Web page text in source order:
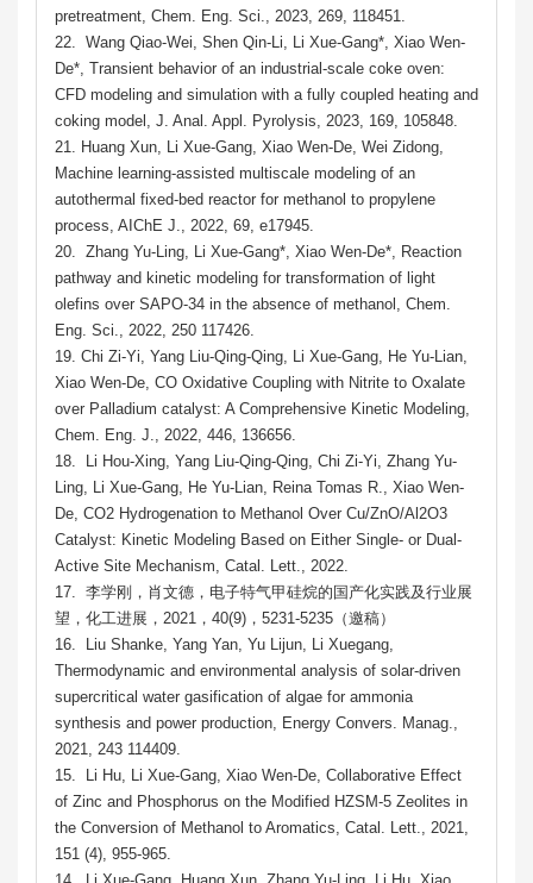
pretreatment, Chem. Eng. Sci., 2023, 269, 118451.
22. Wang Qiao-Wei, Shen Qin-Li, Li Xue-Gang*, Xiao Wen-
De*, Transient behavior of an industrial-scale coke oven:
CFD modeling and simulation with a fully coupled heating and
coking model, J. Anal. Appl. Pyrolysis, 2023, 169, 105848.
21. Huang Xun, Li Xue-Gang, Xiao Wen-De, Wei Zidong,
Machine learning-assisted multiscale modeling of an
autothermal fixed-bed reactor for methanol to propylene
process, AIChE J., 2022, 69, e17945.
20. Zhang Yu-Ling, Li Xue-Gang*, Xiao Wen-De*, Reaction
pathway and kinetic modeling for transformation of light
olefins over SAPO-34 in the absence of methanol, Chem.
Eng. Sci., 2022, 250 117426.
19. Chi Zi-Yi, Yang Liu-Qing-Qing, Li Xue-Gang, He Yu-Lian,
Xiao Wen-De, CO Oxidative Coupling with Nitrite to Oxalate
over Palladium catalyst: A Comprehensive Kinetic Modeling,
Chem. Eng. J., 2022, 446, 136656.
18. Li Hou-Xing, Yang Liu-Qing-Qing, Chi Zi-Yi, Zhang Yu-
Ling, Li Xue-Gang, He Yu-Lian, Reina Tomas R., Xiao Wen-
De, CO2 Hydrogenation to Methanol Over Cu/ZnO/Al2O3
Catalyst: Kinetic Modeling Based on Either Single- or Dual-
Active Site Mechanism, Catal. Lett., 2022.
17. 李学刚，肖文德，电子特气甲硅烷的国产化实践及行业展
望，化工进展，2021，40(9)，5231-5235（邀稿）
16. Liu Shanke, Yang Yan, Yu Lijun, Li Xuegang,
Thermodynamic and environmental analysis of solar-driven
supercritical water gasification of algae for ammonia
synthesis and power production, Energy Convers. Manag.,
2021, 243 114409.
15. Li Hu, Li Xue-Gang, Xiao Wen-De, Collaborative Effect
of Zinc and Phosphorus on the Modified HZSM-5 Zeolites in
the Conversion of Methanol to Aromatics, Catal. Lett., 2021,
151 (4), 955-965.